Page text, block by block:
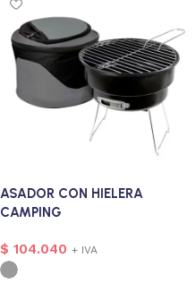
ASADOR CON HIELERA
CAMPING
$ 104.040 + IVA